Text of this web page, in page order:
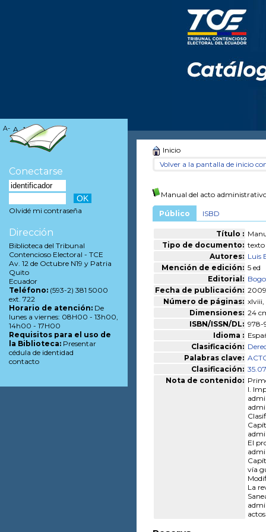
Inicio
Volver a la pantalla de inicio
Manual del acto
Público ISBD
Título :
Tipo de documento:
Autores: Luis
Mención de edición: 5 ed
Editorial:
Fecha de publicación: 2009
Número de páginas: xlviii,
Dimensiones: 24
ISBN/ISSN/DL: 978-
Idioma :
Clasificación:
Palabras clave:
Clasificación:
Nota de contenido:
I.
El
vía
La
A- A A+
Conectarse
Olvidé mi contraseña
Dirección
Biblioteca del Tribunal
Contencioso Electoral - TCE
Av. 12 de Octubre N19 y Patria
Quito
Ecuador
Teléfono: (593-2) 381 5000
ext. 722
Horario de atención: De
lunes a viernes: 08H00 - 13h00,
14h00 - 17H00
Requisitos para el uso de
la Biblioteca: Presentar
cédula de identidad
contacto